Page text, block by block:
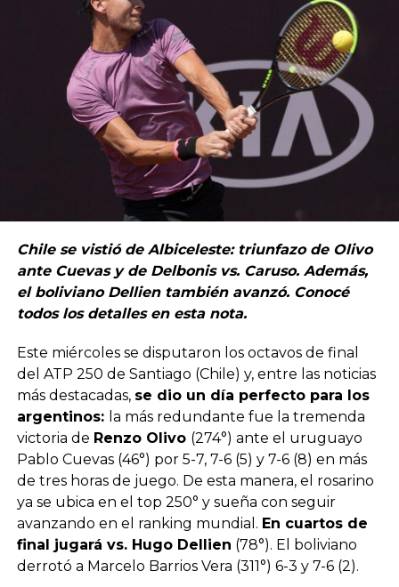
Chile se vistió de Albiceleste: triunfazo de Olivo
ante Cuevas y de Delbonis vs. Caruso. Además,
el boliviano Dellien también avanzó. Conocé
todos los detalles en esta nota.
Este miércoles se disputaron los octavos de final
del ATP 250 de Santiago (Chile) y, entre las noticias
más destacadas, se dio un día perfecto para los
argentinos: la más redundante fue la tremenda
victoria de Renzo Olivo (274°) ante el uruguayo
Pablo Cuevas (46°) por 5-7, 7-6 (5) y 7-6 (8) en más
de tres horas de juego. De esta manera, el rosarino
ya se ubica en el top 250° y sueña con seguir
avanzando en el ranking mundial. En cuartos de
final jugará vs. Hugo Dellien (78°). El boliviano
derrotó a Marcelo Barrios Vera (311°) 6-3 y 7-6 (2).